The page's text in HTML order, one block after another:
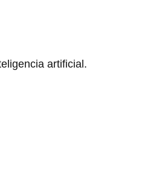
artificial.